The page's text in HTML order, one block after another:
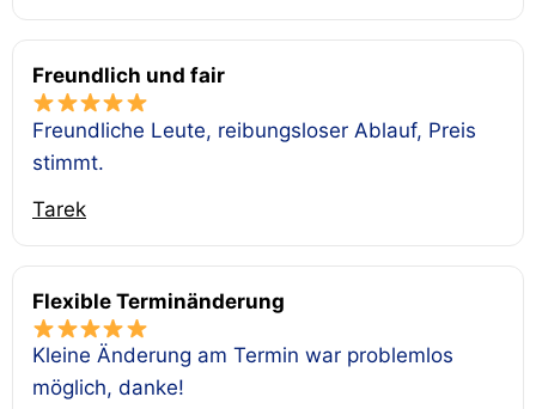
Freundlich und fair
Freundliche Leute, reibungsloser Ablauf, Preis
stimmt.
Tarek
Flexible Terminänderung
Kleine Änderung am Termin war problemlos
möglich, danke!